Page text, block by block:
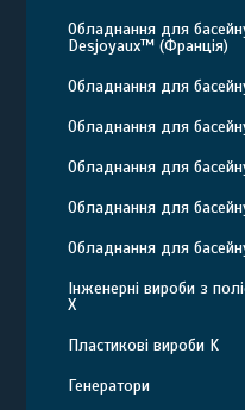
Обладнання для
Desjoyaux™ (Франція)
Обладнання для
Обладнання для
Обладнання для
Обладнання для
Обладнання для
Інженерні вироби з
Х
Пластикові вироби K
Генератори